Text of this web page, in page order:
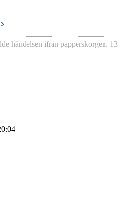
händelsen ifrån papperskorgen. 13